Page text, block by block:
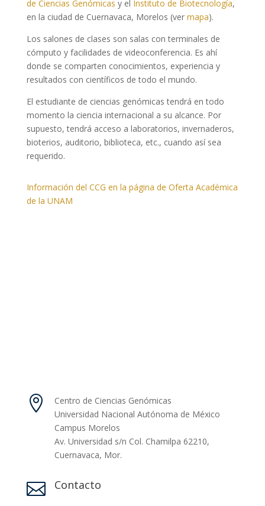
de Ciencias Genómicas y el Instituto de Biotecnología,
en la ciudad de Cuernavaca, Morelos (ver mapa).
Los salones de clases son salas con terminales de
cómputo y facilidades de videoconferencia. Es ahí
donde se comparten conocimientos, experiencia y
resultados con científicos de todo el mundo.
El estudiante de ciencias genómicas tendrá en todo
momento la ciencia internacional a su alcance. Por
supuesto, tendrá acceso a laboratorios, invernaderos,
bioterios, auditorio, biblioteca, etc., cuando así sea
requerido.
Información del CCG en la página de Oferta Académica
de la UNAM

Centro de Ciencias Genómicas
Universidad Nacional Autónoma de México
Campus Morelos
Av. Universidad s/n Col. Chamilpa 62210,
Cuernavaca, Mor.
 Contacto